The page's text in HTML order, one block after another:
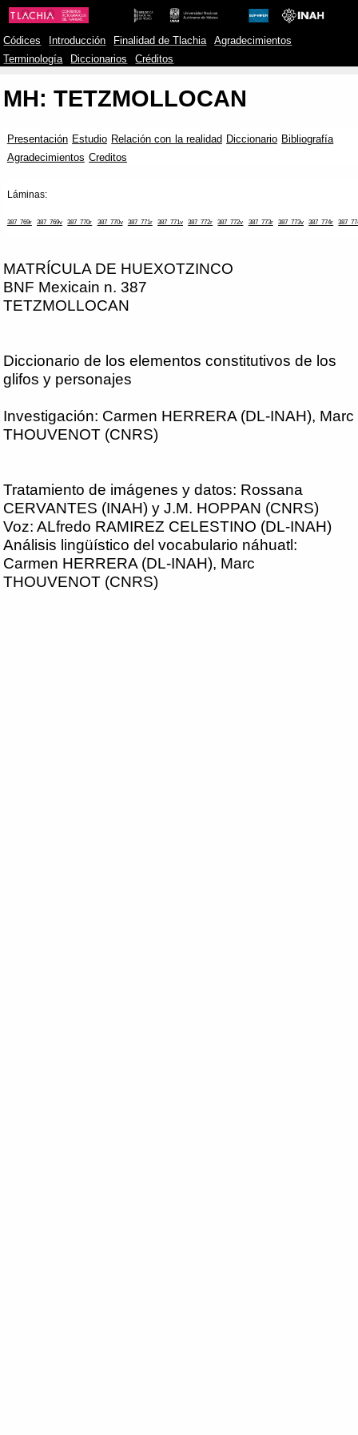
Códices Introducción Finalidad de Tlachia
Agradecimientos
Terminología
Diccionarios Créditos
MH: TETZMOLLOCAN
Presentación Estudio Relación con la realidad Diccionario Bibliografía
Agradecimientos Creditos
Láminas:
387_769r 387_769v 387_770r 387_770v 387_771r 387_771v 387_772r 387_772v 387_773r 387_773v 387_774r
MATRÍCULA DE HUEXOTZINCO
BNF Mexicain n. 387
TETZMOLLOCAN
Diccionario de los elementos constitutivos de los
glifos y personajes
Investigación: Carmen HERRERA (DL-INAH), Marc
THOUVENOT (CNRS)
Tratamiento de imágenes y datos: Rossana
CERVANTES (INAH) y J.M. HOPPAN (CNRS)
Voz: ALfredo RAMIREZ CELESTINO (DL-INAH)
Análisis lingüístico del vocabulario náhuatl:
Carmen HERRERA (DL-INAH), Marc
THOUVENOT (CNRS)